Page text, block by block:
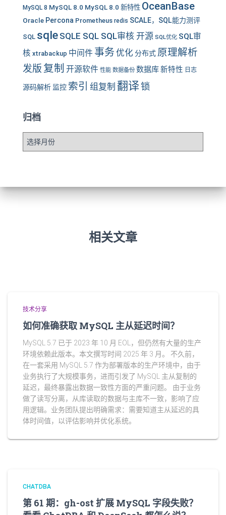
MySQL 8 MySQL 8.0 MySQL 8.0 新特性 OceanBase
Oracle Percona Prometheus redis SCALE，SQL能力测评
SQL sqle SQLE SQL SQL审核 开源 SQL优化 SQL审
核 xtrabackup 中间件 事务 优化 分布式 原理解析
发版 复制 开源软件 性能 数据备份 数据库新特性 日志
源码解析 监控 索引 组复制 翻译锁
归档
归
相关文章
技术分享
如何准确获取 MySQL 主从延迟时间？
MySQL 5.7 已于 2023 年 10 月 EOL，但仍然有大量的生产
环境依赖此版本。本文撰写时间 2025 年 3 月。 不久前，
在一套采用 MySQL 5.7 作为部署版本的生产环境中，由于
业务执行了大规模事务，进而引发了 MySQL 主从复制的
延迟，最终暴露出数据一致性方面的严重问题。 由于业务
做了读写分离，从库读取的数据与主库不一致，影响了应
用逻辑。业务团队提出明确需求：需要知道主从延迟的具
体时间值，以评估影响并优化系统。
CHATDBA
第 61 期：gh-ost 扩展 MySQL 字段失败？